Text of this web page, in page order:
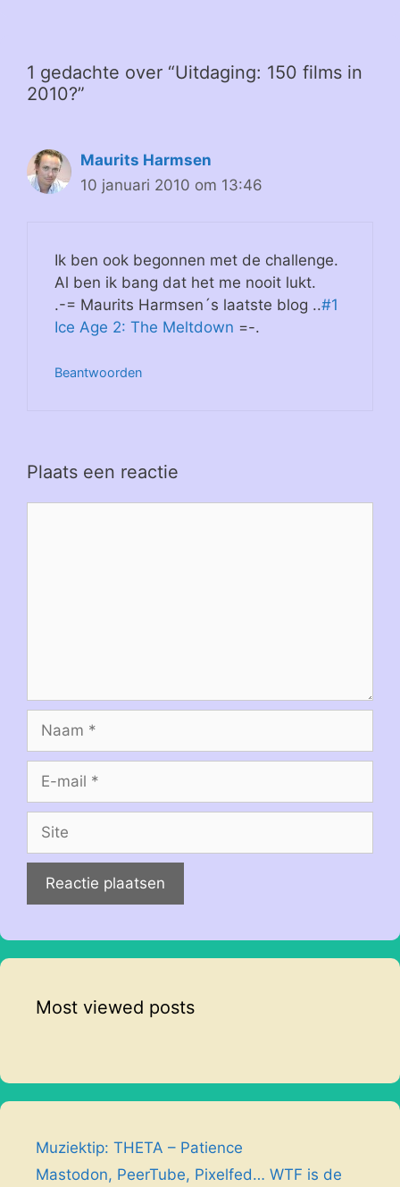
1 gedachte over “Uitdaging: 150 films in
2010?”
Maurits Harmsen
10 januari 2010 om 13:46
Ik ben ook begonnen met de challenge.
Al ben ik bang dat het me nooit lukt.
.-= Maurits Harmsen´s laatste blog ..#1
Ice Age 2: The Meltdown =-.
Beantwoorden
Plaats een reactie
mail
Most viewed posts
Muziektip: THETA – Patience
Mastodon, PeerTube, Pixelfed… WTF is de